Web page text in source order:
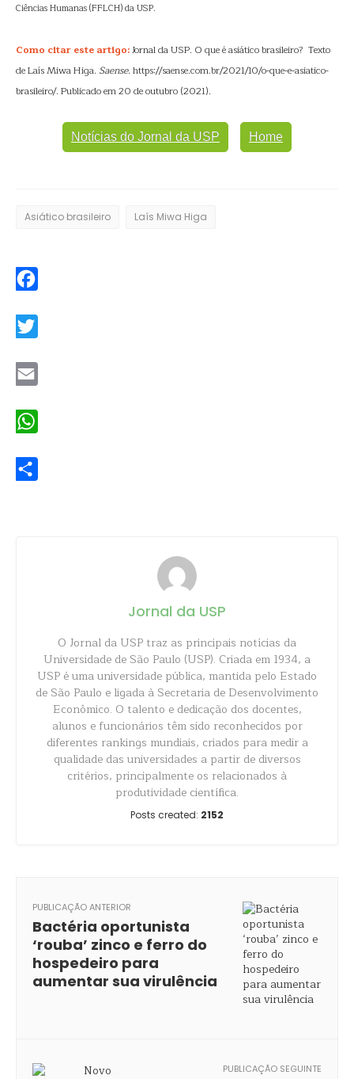
Ciências Humanas (FFLCH) da USP.
Como citar este artigo:Jornal da USP. O que é asiático brasileiro? Texto
de Laís Miwa Higa. Saense. https://saense.com.br/2021/10/o-que-e-asiatico-
brasileiro/. Publicado em 20 de outubro (2021).
Notícias do Jornal da USP Home
Asiático brasileiro Laís Miwa Higa
Jornal da USP
O Jornal da USP traz as principais notícias da
Universidade de São Paulo (USP). Criada em 1934, a
USP é uma universidade pública, mantida pelo Estado
de São Paulo e ligada à Secretaria de Desenvolvimento
Econômico. O talento e dedicação dos docentes,
alunos e funcionários têm sido reconhecidos por
diferentes rankings mundiais, criados para medir a
qualidade das universidades a partir de diversos
critérios, principalmente os relacionados à
produtividade científica.
Posts created: 2152
PUBLICAÇÃO ANTERIOR
Bactéria oportunista
‘rouba’ zinco e ferro do
hospedeiro para
aumentar sua virulência
PUBLICAÇÃO SEGUINTE